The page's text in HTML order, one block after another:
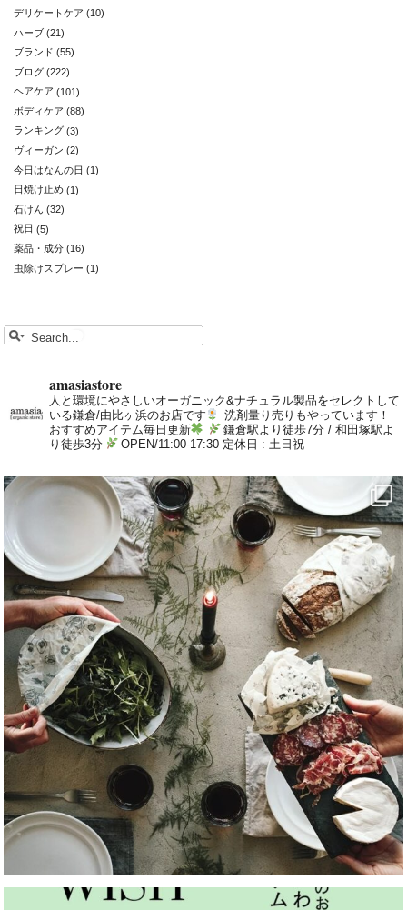
デリケートケア (10)
ハーブ (21)
ブランド (55)
ブログ (222)
ヘアケア (101)
ボディケア (88)
ランキング (3)
ヴィーガン (2)
今日はなんの日 (1)
日焼け止め (1)
石けん (32)
祝日 (5)
薬品・成分 (16)
虫除けスプレー (1)
amasiastore
人と環境にやさしいオーガニック&ナチュラル製品をセレクトして
いる鎌倉/由比ヶ浜のお店です
洗剤量り売りもやっています！
おすすめアイテム毎日更新
鎌倉駅より徒歩7分 / 和田塚駅よ
り徒歩3分
OPEN/11:00-17:30 定休日 : 土日祝